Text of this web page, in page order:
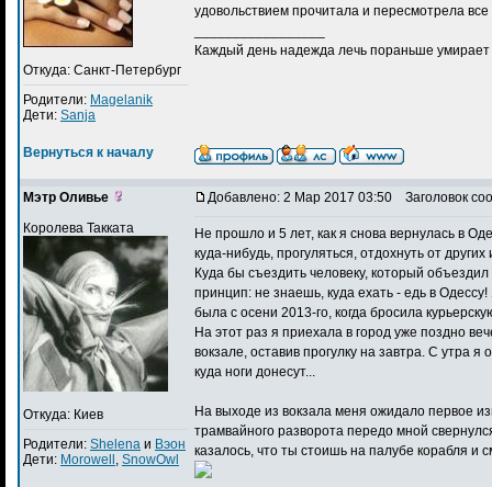
Откуда: Санкт-Петербург
Родители: Magelanik
Дети: Sanja
удовольствием прочитала и пересмотрела
Каждый день надежда лечь пораньше умирает
Вернуться к началу
Мэтр Оливье
Королева Такката
Откуда: Киев
Родители: Shelena и Вэон
Дети: Morowell SnowOwl
Добавлено: 2 Мар 2017 03:50 Заголовок
Не прошло и 5 лет, как я снова вернулась в
куда-нибудь, прогуляться, отдохнуть от
Куда бы съездить человеку, который
принцип: не знаешь, куда ехать - едь в
была с осени 2013-го, когда бросила
На этот раз я приехала в город уже поздно
вокзале, оставив прогулку на завтра. С
куда ноги донесут...
На выходе из вокзала меня ожидало первое
трамвайного разворота передо мной
казалось, что ты стоишь на палубе корабля и